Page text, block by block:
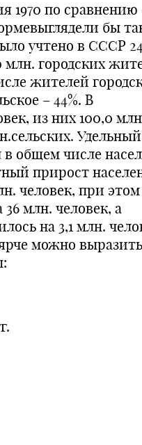
по сравнению
бы
учтено в СССР
млн. городских
жителей
– 44%. В
из них 100,0
в общем числе
прирост
человек, при
млн. человек, а
на 3,1 млн.
можно